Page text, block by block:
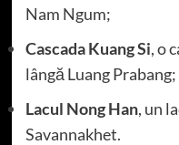
Nam Ngum;
Cascada Kuang Si, o
lângă Luang Prabang;
Lacul Nong Han, un
Savannakhet.